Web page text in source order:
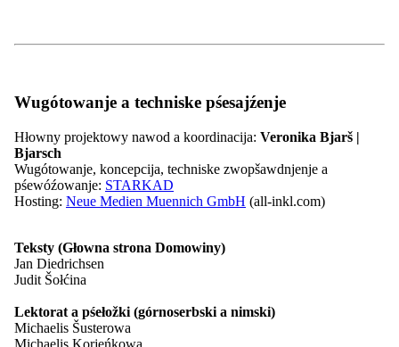
pismo
kontrast
pismo
Lažka rěc
26.06.2026
Nowosć
Terminy 29.06. - 05.07.2026
Wugótowanje a techniske pśesajźenje
Hłowny projektowy nawod a koordinacija: Veronika Bjarš |
Bjarsch
Wugótowanje, koncepcija, techniske zwopšawdnjenje a
pśewóźowanje: STARKAD
Hosting: Neue Medien Muennich GmbH (all-inkl.com)
Teksty (Głowna strona Domowiny)
Jan Diedrichsen
Judit Šołćina
Lektorat a pśełožki (górnoserbski a nimski)
Michaelis Šusterowa
Michaelis Korjeńkowa